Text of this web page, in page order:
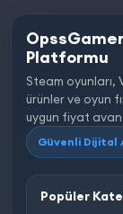
Platformu
Steam
ürünler ve oyun
uygun fiyat
Güvenli Dijital
Popüler